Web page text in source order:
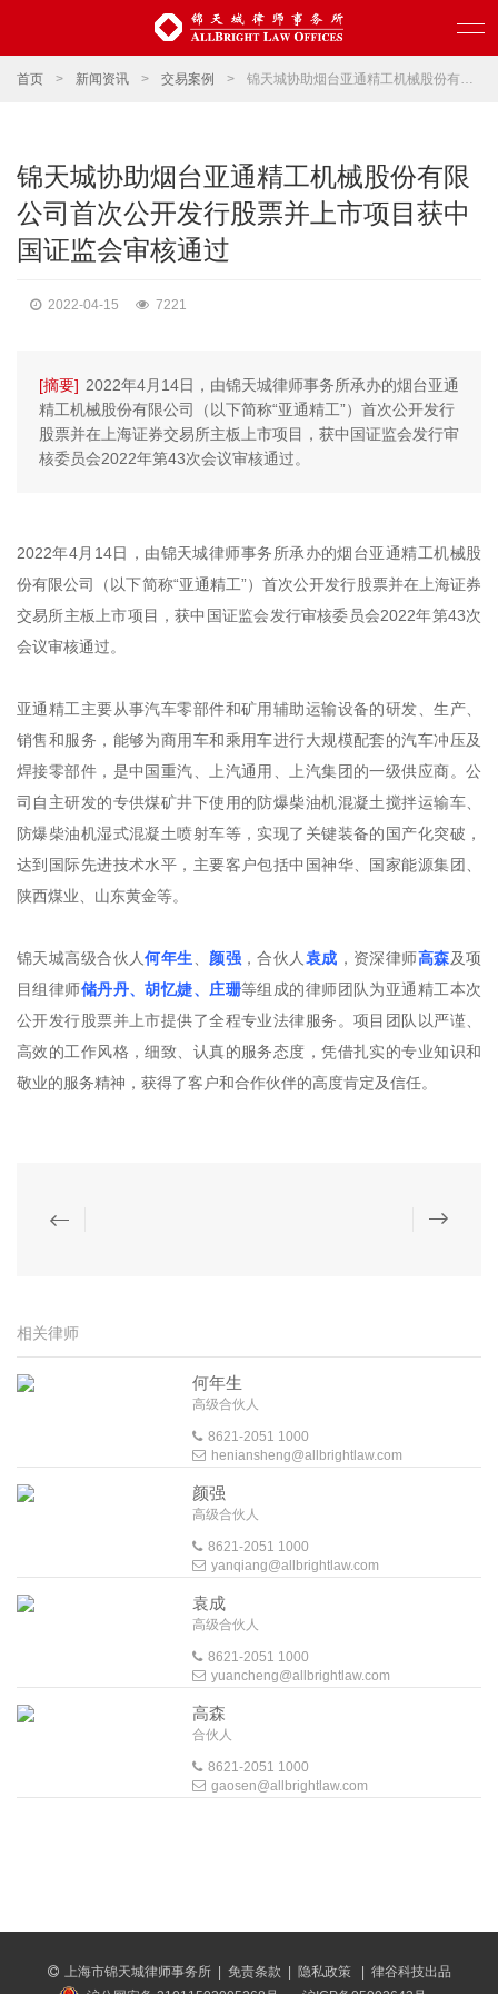
首页 > 新闻资讯 > 交易案例 > 锦天城协助烟台亚通精工机械股份有限公司首次公开发行股票并上市项目获中国证监会审核通过
锦天城协助烟台亚通精工机械股份有限
公司首次公开发行股票并上市项目获中
国证监会审核通过
2022-04-15 7221
[摘要] 2022年4月14日，由锦天城律师事务所承办的烟台亚通
精工机械股份有限公司（以下简称“亚通精工”）首次公开发行
股票并在上海证券交易所主板上市项目，获中国证监会发行审
核委员会2022年第43次会议审核通过。
2022年4月14日，由锦天城律师事务所承办的烟台亚通精工机械股
份有限公司（以下简称“亚通精工”）首次公开发行股票并在上海证券
交易所主板上市项目，获中国证监会发行审核委员会2022年第43次
会议审核通过。
亚通精工主要从事汽车零部件和矿用辅助运输设备的研发、生产、
销售和服务，能够为商用车和乘用车进行大规模配套的汽车冲压及
焊接零部件，是中国重汽、上汽通用、上汽集团的一级供应商。公
司自主研发的专供煤矿井下使用的防爆柴油机混凝土搅拌运输车、
防爆柴油机湿式混凝土喷射车等，实现了关键装备的国产化突破，
达到国际先进技术水平，主要客户包括中国神华、国家能源集团、
陕西煤业、山东黄金等。
锦天城高级合伙人何年生 颜强 ，合伙人 袁成 ，资深律师高森及项
目组律师储丹丹、胡忆婕、庄珊等组成的律师团队为亚通精工本次
公开发行股票并上市提供了全程专业法律服务。项目团队以严谨、
高效的工作风格，细致、认真的服务态度，凭借扎实的专业知识和
敬业的服务精神，获得了客户和合作伙伴的高度肯定及信任。
相关律师
何年生
高级合伙人
8621-2051 1000
heniansheng@allbrightlaw.com
颜强
高级合伙人
8621-2051 1000
yanqiang@allbrightlaw.com
袁成
高级合伙人
8621-2051 1000
yuancheng@allbrightlaw.com
高森
合伙人
8621-2051 1000
gaosen@allbrightlaw.com
上海市锦天城律师事务所 免责条款 隐私政策
律谷科技出品